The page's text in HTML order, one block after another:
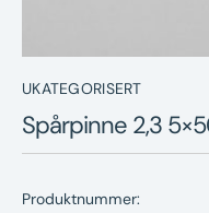
UKATEGORISERT
Spårpinne 2,3
Produktnummer: